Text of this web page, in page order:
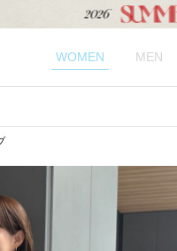
WOMEN MEN